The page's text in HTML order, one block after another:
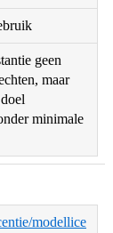
geen
maar
minimale
modellice